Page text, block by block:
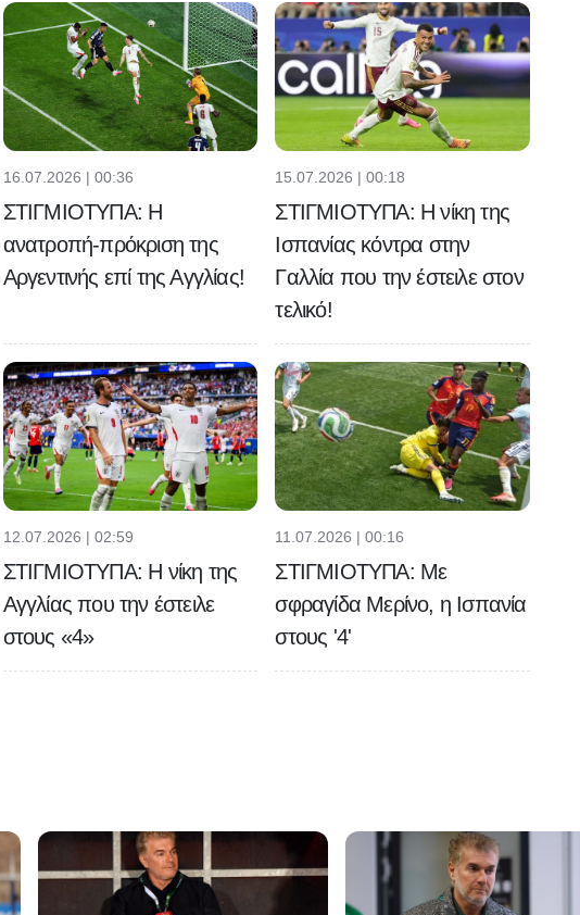
16.07.2026 | 00:36
ΣΤΙΓΜΙΟΤΥΠΑ: Η
ανατροπή-πρόκριση της
Αργεντινής επί της Αγγλίας!
15.07.2026 | 00:18
ΣΤΙΓΜΙΟΤΥΠΑ: Η νίκη της
Ισπανίας κόντρα στην
Γαλλία που την έστειλε στον
τελικό!
12.07.2026 | 02:59
ΣΤΙΓΜΙΟΤΥΠΑ: Η νίκη της
Αγγλίας που την έστειλε
στους «4»
11.07.2026 | 00:16
ΣΤΙΓΜΙΟΤΥΠΑ: Με
σφραγίδα Μερίνο, η Ισπανία
στους '4'